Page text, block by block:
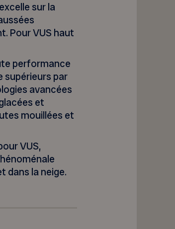
sur la
Pour VUS haut
performance
par
avancées
et
mouillées et
VUS,
dans la neige.